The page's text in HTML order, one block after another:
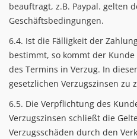
beauftragt, z.B. Paypal. gelten
Geschäftsbedingungen.
6.4. Ist die Fälligkeit der
bestimmt, so kommt der
des Termins in Verzug. In
gesetzlichen Verzugszinsen zu
6.5. Die Verpflichtung des
Verzugszinsen schließt die
Verzugsschäden durch den